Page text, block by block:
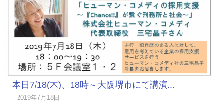
本日7/18(木)、18時～大阪堺市にて講演...
2019年7月18日